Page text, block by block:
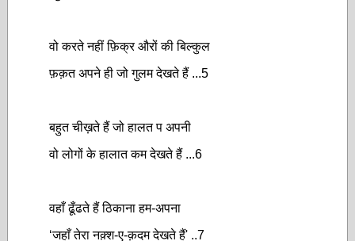
वो करते नहीं फ़िक्र औरों की बिल्कुल
फ़क़त अपने ही जो गुलम देखते हैं ...5
बहुत चीख़ते हैं जो हालत प अपनी
वो लोगों के हालात कम देखते हैं ...6
वहाँ ढूँढते हैं ठिकाना हम-अपना
‘जहाँ तेरा नक़्श-ए-क़दम देखते हैं' ..7